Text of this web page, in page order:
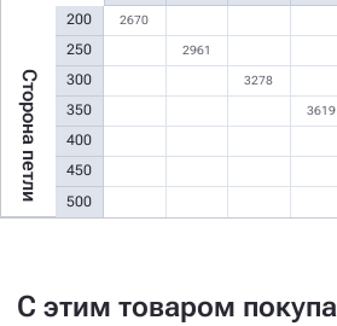
Сторона петли
200
250
300
350
400
450
500
2670
2961
3278
3619
С этим товаром